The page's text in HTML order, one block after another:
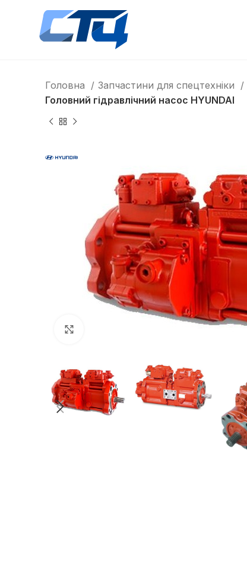
Головна Запчастини для спецтехніки
Головний гідравлічний насос HYUNDAI